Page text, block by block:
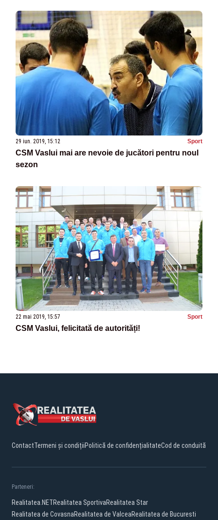
29 iun. 2019, 15:12 Sport
CSM Vaslui mai are nevoie de jucători pentru noul
sezon
22 mai 2019, 15:57 Sport
CSM Vaslui, felicitată de autorități!
ContactTermeni și condițiiPolitică de confidențialitateCod de conduită
Parteneri:
Realitatea.NETRealitatea SportivaRealitatea Star
Realitatea de CovasnaRealitatea de ValceaRealitatea de Bucuresti